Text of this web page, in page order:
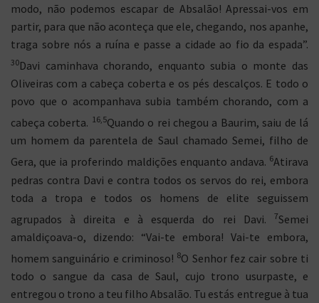
modo, não podemos escapar de Absalão! Apressai-vos em
partir, para que não aconteça que ele, chegando, nos apanhe,
traga sobre nós a ruína e passe a cidade ao fio da espada”.
30Davi caminhava chorando, enquanto subia o monte das
Oliveiras com a cabeça coberta e os pés descalços. E todo o
povo que o acompanhava subia também chorando, com a
cabeça coberta. 16,5Quando o rei chegou a Baurim, saiu de lá
um homem da parentela de Saul chamado Semei, filho de
Gera, que ia proferindo maldições enquanto andava. 6Atirava
pedras contra Davi e contra todos os servos do rei, embora
toda a tropa e todos os homens de elite seguissem
agrupados à direita e à esquerda do rei Davi.
7Semei
amaldiçoava-o, dizendo: “Vai-te embora! Vai-te embora,
homem sanguinário e criminoso! 8O Senhor fez cair sobre ti
todo o sangue da casa de Saul, cujo trono usurpaste, e
entregou o trono a teu filho Absalão. Tu estás entregue à tua